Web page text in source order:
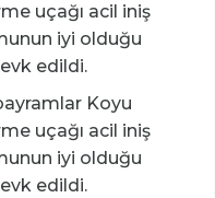
uçağı acil iniş
iyi olduğu
edildi.
Koyu
uçağı acil iniş
iyi olduğu
edildi.